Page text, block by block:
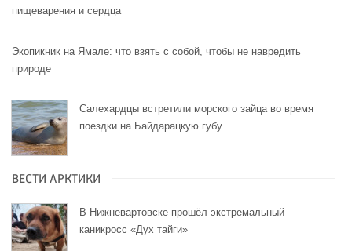
пищеварения и сердца
Экопикник на Ямале: что взять с собой, чтобы не навредить
природе
Салехардцы встретили морского зайца во время
поездки на Байдарацкую губу
ВЕСТИ АРКТИКИ
В Нижневартовске прошёл экстремальный
каникросс «Дух тайги»